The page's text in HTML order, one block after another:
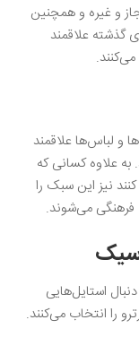
و غیره و همچنین
گذشته علاقمند
و لباس‌ها علاقمند
علاوه کسانی که
نیز این سبک را
می‌شوند.
استایل‌هایی
را انتخاب می‌کنند.